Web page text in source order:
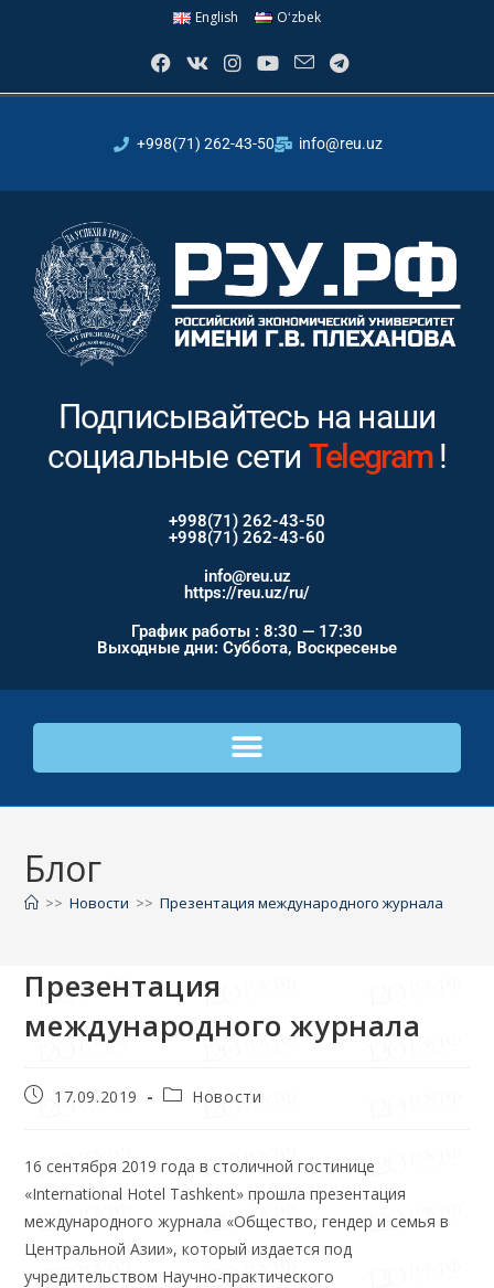
English Oʻzbek
+998(71) 262-43-50 info@reu.uz
Подписывайтесь на наши
социальные сети Instagram !
+998(71) 262-43-50
+998(71) 262-43-60
info@reu.uz
https://reu.uz/ru/
График работы : 8:30 — 17:30
Выходные дни: Суббота, Воскресенье
Блог
>> Новости >> Презентация международного журнала
Презентация
международного журнала
17.09.2019 Новости
16 сентября 2019 года в столичной гостинице
«International Hotel Tashkent» прошла презентация
международного журнала «Общество, гендер и семья в
Центральной Азии», который издается под
учредительством Научно-практического